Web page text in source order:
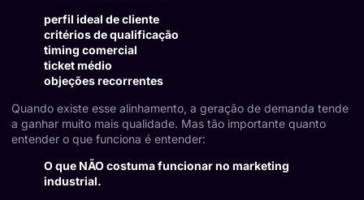
perfil ideal de cliente
critérios de qualificação
timing comercial
ticket médio
objeções recorrentes
Quando existe esse alinhamento, a geração de demanda tende
a ganhar muito mais qualidade. Mas tão importante quanto
entender o que funciona é entender:
O que NÃO costuma funcionar no marketing
industrial.